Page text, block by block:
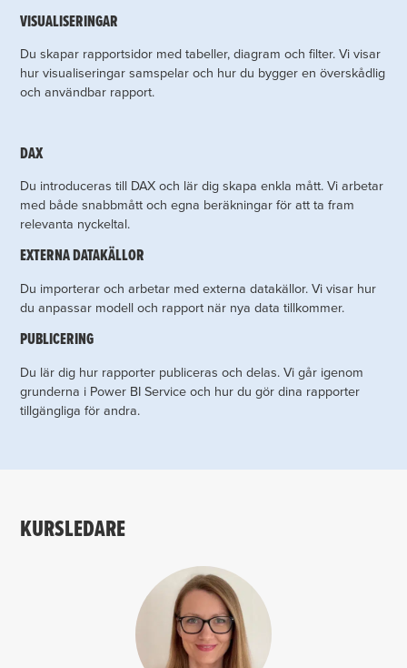
VISUALISERINGAR
Du skapar rapportsidor med tabeller, diagram och filter. Vi visar
hur visualiseringar samspelar och hur du bygger en överskådlig
och användbar rapport.
DAX
Du introduceras till DAX och lär dig skapa enkla mått. Vi arbetar
med både snabbmått och egna beräkningar för att ta fram
relevanta nyckeltal.
EXTERNA DATAKÄLLOR
Du importerar och arbetar med externa datakällor. Vi visar hur
du anpassar modell och rapport när nya data tillkommer.
PUBLICERING
Du lär dig hur rapporter publiceras och delas. Vi går igenom
grunderna i Power BI Service och hur du gör dina rapporter
tillgängliga för andra.
KURSLEDARE